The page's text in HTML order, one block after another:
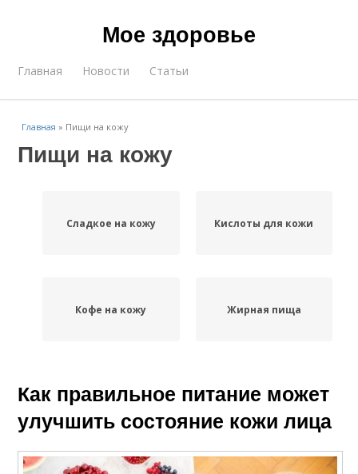
Мое здоровье
Главная Новости Статьи
Главная » Пищи на кожу
Пищи на кожу
Сладкое на кожу Кислоты для кожи
Кофе на кожу Жирная пища
Как правильное питание может
улучшить состояние кожи лица